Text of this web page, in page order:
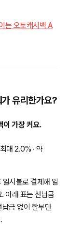
는 오토캐시백 A
유리한가요?
이 가장 커요.
대 2.0% · 약
시불로 결제해 일
아래 표는 선납금
금 없이 할부만